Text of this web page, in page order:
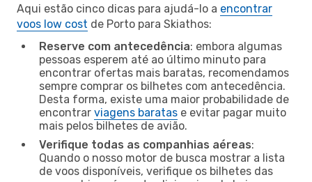
Aqui estão cinco dicas para ajudá-lo a encontrar
voos low cost de Porto para Skiathos:
Reserve com antecedência: embora algumas
pessoas esperem até ao último minuto para
encontrar ofertas mais baratas, recomendamos
sempre comprar os bilhetes com antecedência.
Desta forma, existe uma maior probabilidade de
encontrar viagens baratas e evitar pagar muito
mais pelos bilhetes de avião.
Verifique todas as companhias aéreas:
Quando o nosso motor de busca mostrar a lista
de voos disponíveis, verifique os bilhetes das